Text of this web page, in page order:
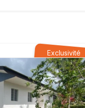
Exclusivité